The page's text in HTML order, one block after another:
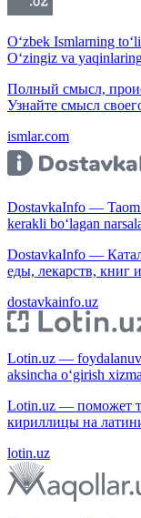
O‘zbek Ismlarning
O‘zingiz va
Полный смысл,
Узнайте смысл
ismlar.com
DostavkaInfo —
kerakli bo‘lagan
DostavkaInfo —
еды, лекарств, книг
dostavkainfo.uz
Lotin.uz —
aksincha o‘girish
Lotin.uz — поможет
кириллицы на
lotin.uz